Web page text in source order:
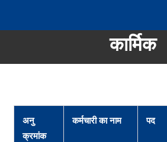
कार्मिक
अनु
क्रमांक
कर्मचारी का नाम पद